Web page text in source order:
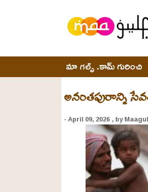
మా గల్ఫ్ .కామ్ గురించి
అనంతపురాన్ని
- April 09, 2026 , by